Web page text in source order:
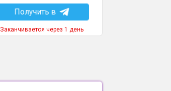
Получить в
Заканчивается через 1 день